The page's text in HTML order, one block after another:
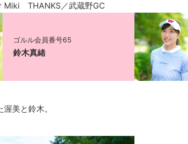
Miki THANKS／武蔵野GC
ゴルル会員番号65
鈴木真緒
美と鈴木。